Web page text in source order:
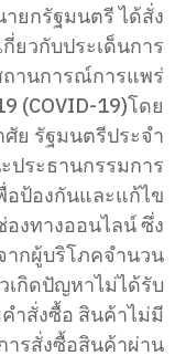
ยกรัฐมนตรี ได้สั่ง
ยวกับประเด็นการ
านการณ์การแพร่
(COVID-19)โดย
ย รัฐมนตรีประจำ
ประธานกรรมการ
อป้องกันและแก้ไข
งทางออนไลน์ ซึ่ง
ากผู้บริโภคจำนวน
กิดปัญหาไม่ได้รับ
ำสั่งซื้อ สินค้าไม่มี
รสั่งซื้อสินค้าผ่าน